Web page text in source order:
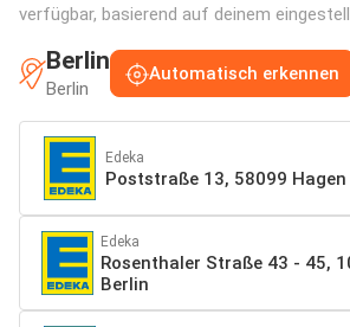
verfügbar, basierend auf deinem
Berlin
Berlin
Automatisch erkennen
Edeka
Poststraße 13, 58099 Hagen
Edeka
Rosenthaler Straße 43 - 45,
Berlin